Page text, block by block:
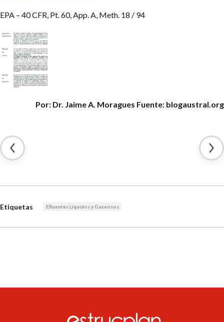
EPA – 40 CFR, Pt. 60, App. A, Meth. 18 / 94
Por: Dr. Jaime A. Moragues Fuente: blogaustral.org
Etiquetas Efluentes Líquidos y Gaseosos